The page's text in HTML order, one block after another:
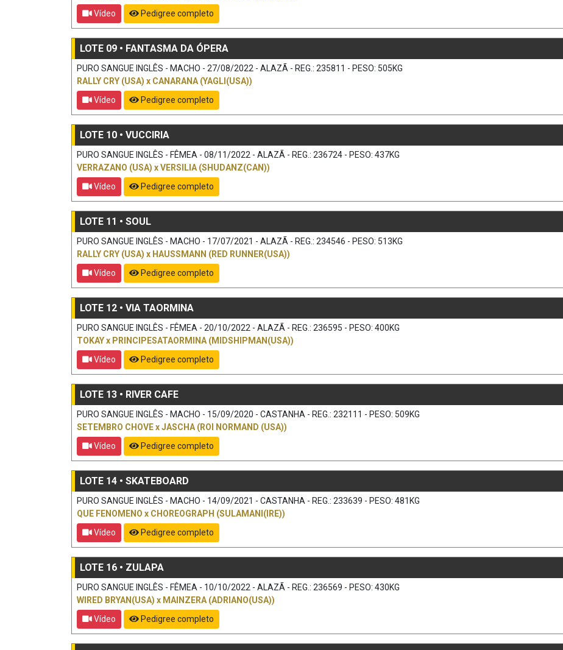
Vídeo
Pedigree completo
LOTE 09 • FANTASMA DA ÓPERA
PURO SANGUE INGLÊS - MACHO - 27/08/2022 - ALAZÃ - REG.: 235811 - PESO: 505KG
RALLY CRY (USA) x CANARANA (YAGLI(USA))
Vídeo
Pedigree completo
LOTE 10 • VUCCIRIA
PURO SANGUE INGLÊS - FÊMEA - 08/11/2022 - ALAZÃ - REG.: 236724 - PESO: 437KG
VERRAZANO (USA) xVERSILIA (SHUDANZ(CAN))
Vídeo
Pedigree completo
LOTE 11 • SOUL
PURO SANGUE INGLÊS - MACHO - 17/07/2021 - ALAZÃ - REG.: 234546 - PESO: 513KG
RALLY CRY (USA) x HAUSSMANN (RED RUNNER(USA))
Vídeo
Pedigree completo
LOTE 12 • VIA TAORMINA
PURO SANGUE INGLÊS - FÊMEA - 20/10/2022 - ALAZÃ - REG.: 236595 - PESO: 400KG
TOKAYx PRINCIPESATAORMINA (MIDSHIPMAN(USA))
Vídeo
Pedigree completo
LOTE 13 • RIVER CAFE
PURO SANGUE INGLÊS - MACHO - 15/09/2020 - CASTANHA - REG.: 232111 - PESO: 509KG
SETEMBRO CHOVExJASCHA (ROI NORMAND (USA))
Vídeo
Pedigree completo
LOTE 14 • SKATEBOARD
PURO SANGUE INGLÊS - MACHO - 14/09/2021 - CASTANHA - REG.: 233639 - PESO: 481KG
QUE FENOMENO x CHOREOGRAPH (SULAMANI(IRE))
Vídeo
Pedigree completo
LOTE 16 • ZULAPA
PURO SANGUE INGLÊS - FÊMEA - 10/10/2022 - ALAZÃ - REG.: 236569 - PESO: 430KG
WIRED BRYAN(USA) x MAINZERA (ADRIANO(USA))
Vídeo
Pedigree completo